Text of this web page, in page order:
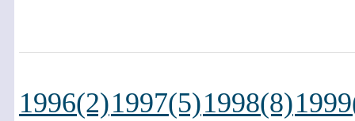
1996(2)1997(5)1998(8)